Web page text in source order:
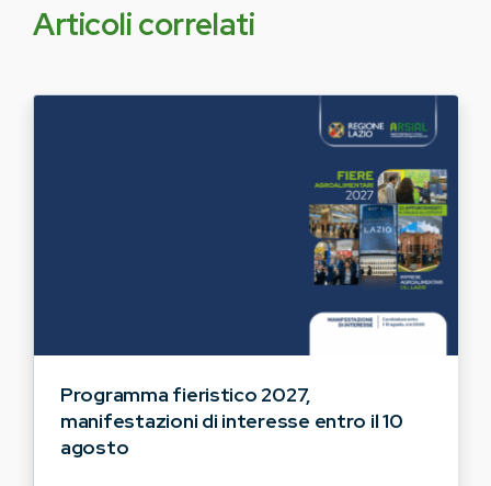
Articoli correlati
Programma fieristico 2027,
manifestazioni di interesse entro il 10
agosto